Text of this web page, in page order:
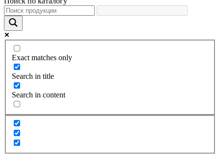
Exact matches only
Search in title
Search in content